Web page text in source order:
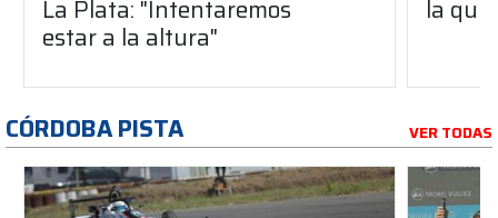
La Plata: "Intentaremos
estar a la altura"
la
CÓRDOBA PISTA VER TODAS